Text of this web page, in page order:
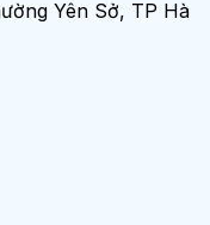
Yên Sở, TP Hà